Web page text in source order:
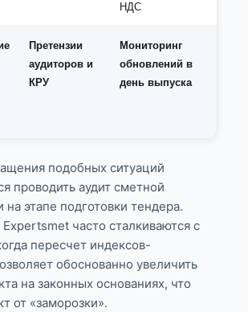
НДС
Претензии
аудиторов и
КРУ
Мониторинг
обновлений в
день выпуска
подобных ситуаций
проводить аудит сметной
на этапе подготовки тендера.
часто сталкиваются с
пересчет индексов-
обоснованно увеличить
на законных основаниях, что
от «заморозки».